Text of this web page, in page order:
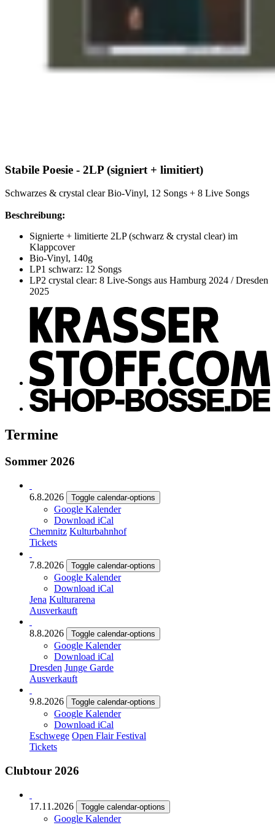
Stabile Poesie - 2LP (signiert + limitiert)
Schwarzes & crystal clear Bio-Vinyl, 12 Songs + 8 Live Songs
Beschreibung:
Signierte + limitierte 2LP (schwarz & crystal clear) im
Klappcover
Bio-Vinyl, 140g
LP1 schwarz: 12 Songs
LP2 crystal clear: 8 Live-Songs aus Hamburg 2024 / Dresden
2025
Termine
Sommer 2026
6.8.2026 Toggle calendar-options
Google Kalender
Download iCal
Chemnitz Kulturbahnhof
Tickets
7.8.2026 Toggle calendar-options
Google Kalender
Download iCal
Jena Kulturarena
Ausverkauft
8.8.2026 Toggle calendar-options
Google Kalender
Download iCal
Dresden Junge Garde
Ausverkauft
9.8.2026 Toggle calendar-options
Google Kalender
Download iCal
Eschwege Open Flair Festival
Tickets
Clubtour 2026
17.11.2026 Toggle calendar-options
Google Kalender